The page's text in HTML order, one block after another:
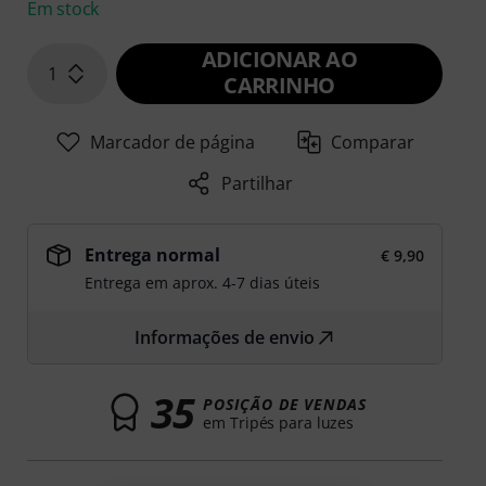
Em stock
1
ADICIONAR AO
CARRINHO
Marcador de página
Comparar
Partilhar
Entrega normal
€ 9,90
Entrega em aprox. 4-7 dias úteis
Informações de envio
35 POSIÇÃO DE VENDAS
em Tripés para luzes